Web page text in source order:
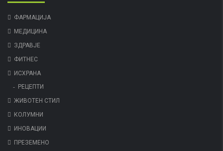
ФАРМАЦИЈА
МЕДИЦИНА
ЗДРАВЈЕ
ФИТНЕС
ИСХРАНА
РЕЦЕПТИ
ЖИВОТЕН СТИЛ
КОЛУМНИ
ИНОВАЦИИ
ПРЕЗЕМЕНО